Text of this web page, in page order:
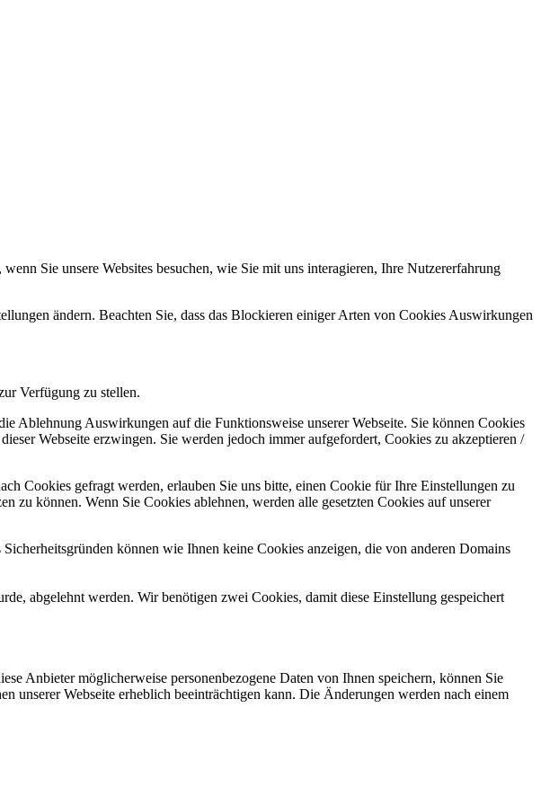
Sie unsere Websites besuchen, wie Sie mit uns interagieren, Ihre Nutzererfahrung
ändern. Beachten Sie, dass das Blockieren einiger Arten von Cookies Auswirkungen
Verfügung zu stellen.
Ablehnung Auswirkungen auf die Funktionsweise unserer Webseite. Sie können Cookies
Webseite erzwingen. Sie werden jedoch immer aufgefordert, Cookies zu akzeptieren /
Cookies gefragt werden, erlauben Sie uns bitte, einen Cookie für Ihre Einstellungen zu
zu können. Wenn Sie Cookies ablehnen, werden alle gesetzten Cookies auf unserer
können wie Ihnen keine Cookies anzeigen, die von anderen Domains
abgelehnt werden. Wir benötigen zwei Cookies, damit diese Einstellung gespeichert
Anbieter möglicherweise personenbezogene Daten von Ihnen speichern, können Sie
unserer Webseite erheblich beeinträchtigen kann. Die Änderungen werden nach einem